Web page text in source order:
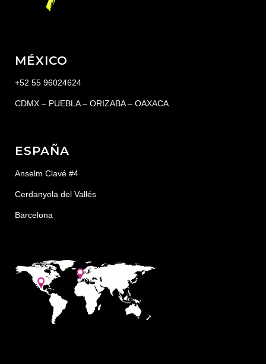
MÉXICO
+52 55 96024624
CDMX – PUEBLA – ORIZABA – OAXACA
ESPAÑA
Anselm Clavé #4
Cerdanyola del Vallés
Barcelona